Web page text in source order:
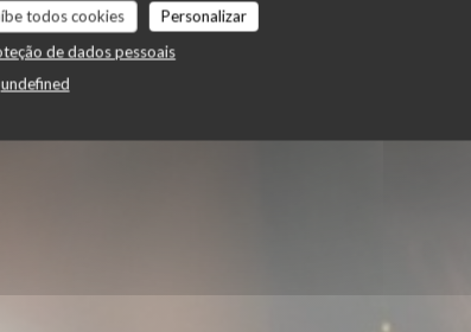
todos cookies
Personalizar
de dados pessoais
undefined